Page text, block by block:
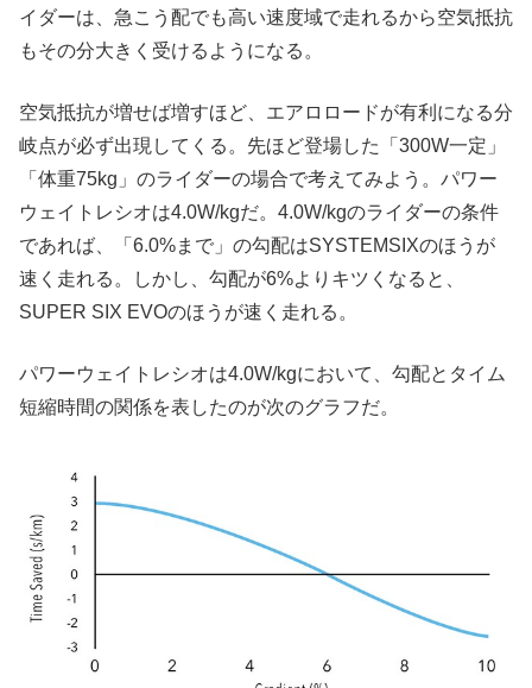
イダーは、急こう配でも高い速度域で走れるから空気抵抗
もその分大きく受けるようになる。
空気抵抗が増せば増すほど、エアロロードが有利になる分
岐点が必ず出現してくる。先ほど登場した「300W一定」
「体重75kg」のライダーの場合で考えてみよう。パワー
ウェイトレシオは4.0W/kgだ。4.0W/kgのライダーの条件
であれば、「6.0%まで」の勾配はSYSTEMSIXのほうが
速く走れる。しかし、勾配が6%よりキツくなると、
SUPER SIX EVOのほうが速く走れる。
パワーウェイトレシオは4.0W/kgにおいて、勾配とタイム
短縮時間の関係を表したのが次のグラフだ。